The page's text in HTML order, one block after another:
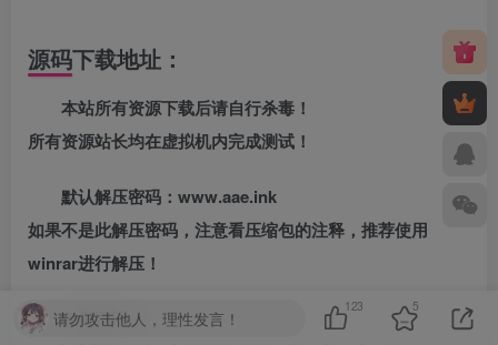
源码下载地址：
本站所有资源下载后请自行杀毒！
所有资源站长均在虚拟机内完成测试！
默认解压密码：www.aae.ink
如果不是此解压密码，注意看压缩包的注释，推荐使用
winrar进行解压！
免责声明：
请勿攻击他人，理性发言！
123 5